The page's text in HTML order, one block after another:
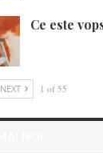
Ce este
NEXT 1 of 55